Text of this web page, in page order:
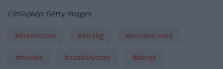
Címlapkép: Getty Images
#hrcentrum
#bírság
#európai unió
#munka
#szabályozás
#bérek